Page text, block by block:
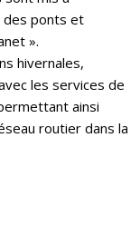
des ponts et
».
hivernales,
les services de
ainsi
routier dans la